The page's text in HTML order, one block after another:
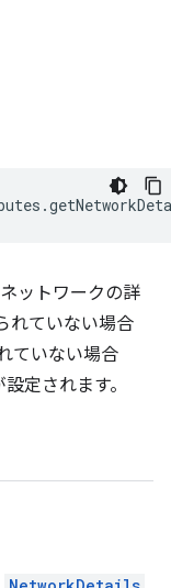
.
ットワークの詳
れていない場合
ていない場合
定されます。